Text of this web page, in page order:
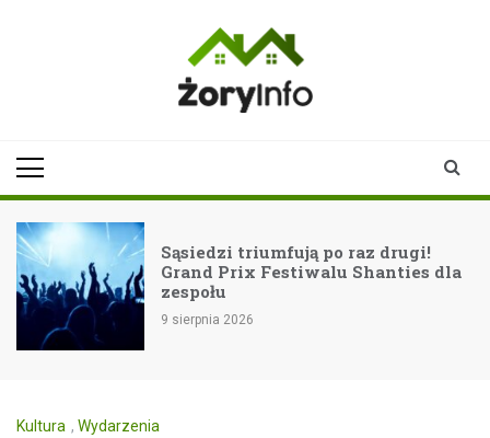
Sąsiedzi triumfują po raz drugi!
Grand Prix Festiwalu Shanties dla
zespołu
9 sierpnia 2026
Kultura , Wydarzenia